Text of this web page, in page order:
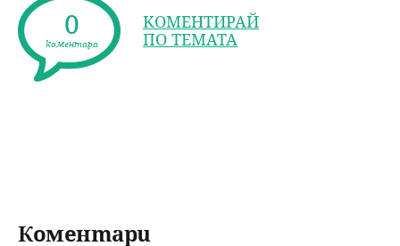
e
b
er e l re
0
коментара
КОМЕНТИРАЙ
ПО ТЕМАТА
Коментари